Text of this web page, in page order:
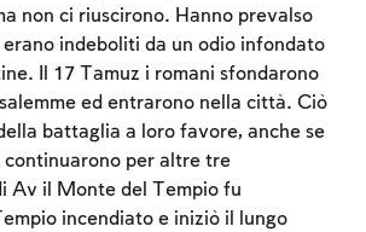
non ci riuscirono. Hanno prevalso
indeboliti da un odio infondato
Il 17 Tamuz i romani sfondarono
ed entrarono nella città. Ciò
battaglia a loro favore, anche se
per altre tre
Av il Monte del Tempio fu
incendiato e iniziò il lungo